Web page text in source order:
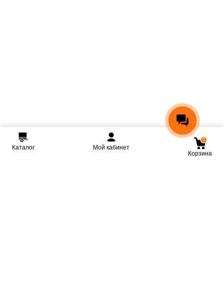
Каталог Мой кабинет
0
Корзина